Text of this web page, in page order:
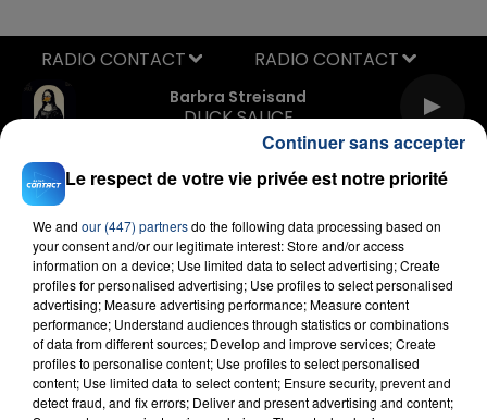
Barbra Streisand
DUCK SAUCE
RADIO CONTACT
FIL D'ACTU
Le respect de votre vie privée est notre priorité
We and our (447) partnersdo the following data processing based on
your consent and/or our legitimate interest: Store and/or access
information on a device; Use limited data to select advertising; Create
profiles for personalised advertising; Use profiles to select personalised
advertising; Measure advertising performance; Measure content
performance; Understand audiences through statistics or combinations
of data from different sources; Develop and improve services; Create
profiles to personalise content; Use profiles to select personalised
content; Use limited data to select content; Ensure security, prevent and
detect fraud, and fix errors; Deliver and present advertising and content;
Continuer sans accepter